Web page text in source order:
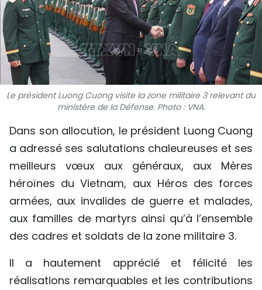
INFOGRAPHIE
PHOTO
VIDÉO
TIẾNG VIỆT
ENGLISH
中文
РУССКИЙ
Le président Luong Cuong visite la zone militaire 3 relevant du
ministère de la Défense. Photo : VNA.
Dans son allocution, le président Luong Cuong
a adressé ses salutations chaleureuses et ses
meilleurs vœux aux généraux, aux Mères
héroïnes du Vietnam, aux Héros des forces
armées, aux invalides de guerre et malades,
aux familles de martyrs ainsi qu’à l’ensemble
des cadres et soldats de la zone militaire 3.
Il a hautement apprécié et félicité les
réalisations remarquables et les contributions